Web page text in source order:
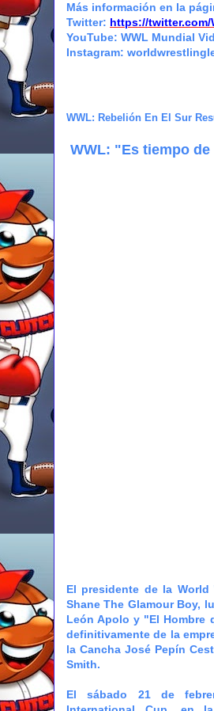
Más información en la
Twitter: https://twitter.com/
YouTube: WWL Mundial
Instagram:
WWL: Rebelión En El Sur
WWL: "Es tiempo
El presidente de la
Shane The Glamour Boy,
León Apolo y "El Hombre
definitivamente de la
la Cancha José Pepín
Smith.
El sábado 21 de